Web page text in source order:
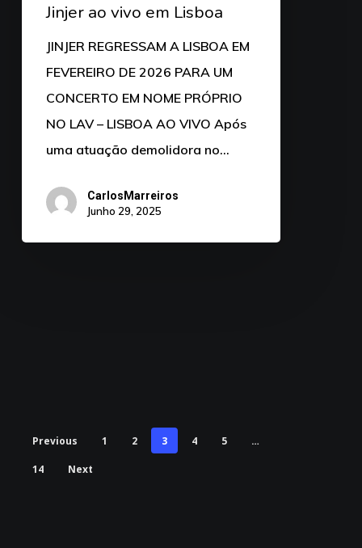
Jinjer ao vivo em Lisboa
JINJER REGRESSAM A LISBOA EM
FEVEREIRO DE 2026 PARA UM
CONCERTO EM NOME PRÓPRIO
NO LAV – LISBOA AO VIVO Após
uma atuação demolidora no…
CarlosMarreiros
Junho 29, 2025
Previous 1 2 3 4 5 …
14 Next